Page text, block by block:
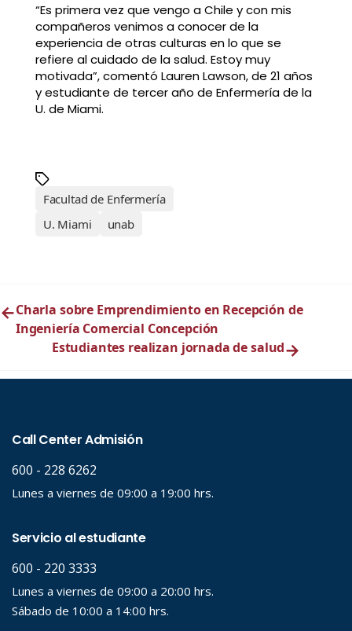
“Es primera vez que vengo a Chile y con mis
compañeros venimos a conocer de la
experiencia de otras culturas en lo que se
refiere al cuidado de la salud. Estoy muy
motivada”, comentó Lauren Lawson, de 21 años
y estudiante de tercer año de Enfermería de la
U. de Miami.
Facultad de Enfermería
U. Miami
unab
←Charla sobre Emprendimiento en Recepción de
Ingeniería Comercial Concepción
Estudiantes realizan jornada de salud→